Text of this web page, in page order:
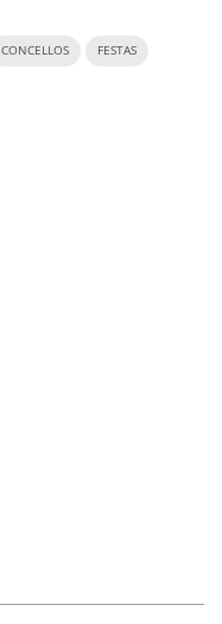
CONCELLOS FESTAS